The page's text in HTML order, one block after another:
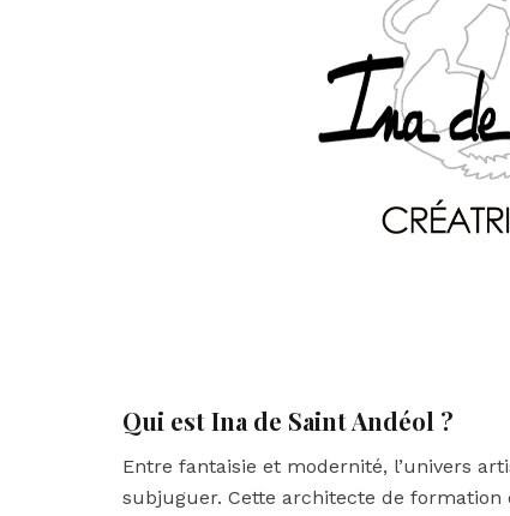
Qui est Ina de Saint Andéol ?
Entre fantaisie et modernité, l’univers
subjuguer. Cette architecte de